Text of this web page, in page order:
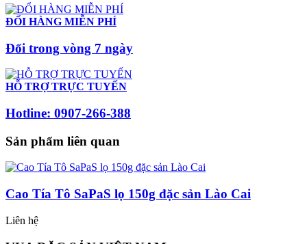
ĐỔI HÀNG MIỄN PHÍ
Đổi trong vòng 7 ngày
HỖ TRỢ TRỰC TUYẾN
Hotline: 0907-266-388
Sản phẩm liên quan
Cao Tía Tô SaPaS lọ 150g đặc sản Lào Cai
Liên hệ